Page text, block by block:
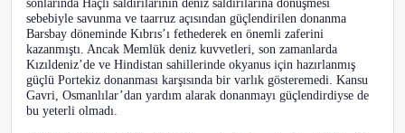
sonlarında Haçlı saldırılarının deniz saldırılarına dönüşmesi
sebebiyle savunma ve taarruz açısından güçlendirilen donanma
Barsbay döneminde Kıbrıs’ı fethederek en önemli zaferini
kazanmıştı. Ancak Memlük deniz kuvvetleri, son zamanlarda
Kızıldeniz’de ve Hindistan sahillerinde okyanus için hazırlanmış
güçlü Portekiz donanması karşısında bir varlık gösteremedi. Kansu
Gavri, Osmanlılar’dan yardım alarak donanmayı güçlendirdiyse de
bu yeterli olmadı.